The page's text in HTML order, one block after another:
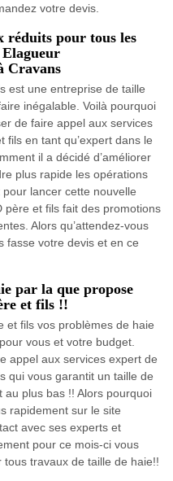
votre devis.
réduits pour tous les
Cravans
est une entreprise de taille
inégalable. Voilà pourquoi
de faire appel aux services
fils en tant qu’expert dans le
il a décidé d’améliorer
plus rapide les opérations
lancer cette nouvelle
père et fils fait des promotions
Alors qu’attendez-vous
fasse votre devis et en ce
par la que propose
et fils !!
et fils vos problèmes de haie
vous et votre budget.
appel aux services expert de
qui vous garantit un taille de
au plus bas !! Alors pourquoi
rapidement sur le site
avec ses experts et
pour ce mois-ci vous
tous travaux de taille de haie!!